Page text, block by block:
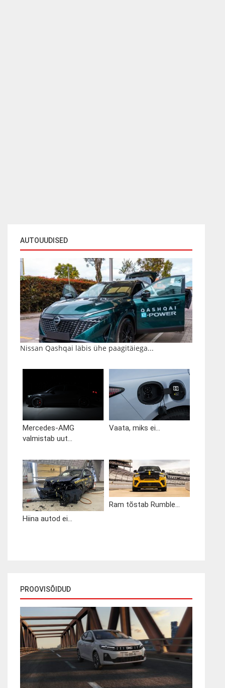
AUTOUUDISED
Nissan Qashqai läbis ühe paagitäiega...
Mercedes-AMG
valmistab uut...
Vaata, miks ei...
Hiina autod ei...
Ram tõstab Rumble...
PROOVISÕIDUD